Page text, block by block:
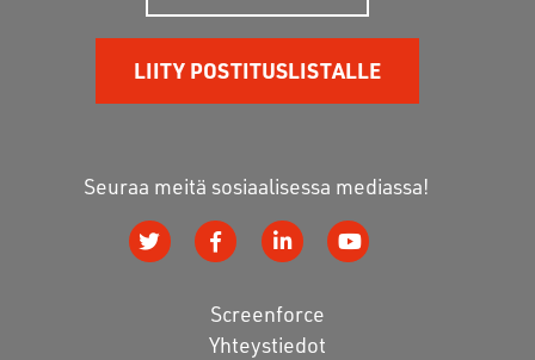
LIITY POSTITUSLISTALLE
Seuraa meitä sosiaalisessa mediassa!
Screenforce
Yhteystiedot